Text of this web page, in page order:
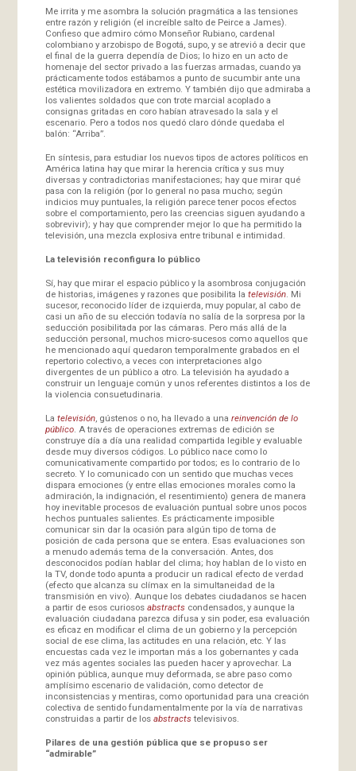
Me irrita y me asombra la solución pragmática a las tensiones
entre razón y religión (el increíble salto de Peirce a James).
Confieso que admiro cómo Monseñor Rubiano, cardenal
colombiano y arzobispo de Bogotá, supo, y se atrevió a decir que
el final de la guerra dependía de Dios; lo hizo en un acto de
homenaje del sector privado a las fuerzas armadas, cuando ya
prácticamente todos estábamos a punto de sucumbir ante una
estética movilizadora en extremo. Y también dijo que admiraba a
los valientes soldados que con trote marcial acoplado a
consignas gritadas en coro habían atravesado la sala y el
escenario. Pero a todos nos quedó claro dónde quedaba el
balón: “Arriba”.
En síntesis, para estudiar los nuevos tipos de actores políticos en
América latina hay que mirar la herencia crítica y sus muy
diversas y contradictorias manifestaciones; hay que mirar qué
pasa con la religión (por lo general no pasa mucho; según
indicios muy puntuales, la religión parece tener pocos efectos
sobre el comportamiento, pero las creencias siguen ayudando a
sobrevivir); y hay que comprender mejor lo que ha permitido la
televisión, una mezcla explosiva entre tribunal e intimidad.
La televisión reconfigura lo público
Sí, hay que mirar el espacio público y la asombrosa conjugación
de historias, imágenes y razones que posibilita la televisión. Mi
sucesor, reconocido líder de izquierda, muy popular, al cabo de
casi un año de su elección todavía no salía de la sorpresa por la
seducción posibilitada por las cámaras. Pero más allá de la
seducción personal, muchos micro-sucesos como aquellos que
he mencionado aquí quedaron temporalmente grabados en el
repertorio colectivo, a veces con interpretaciones algo
divergentes de un público a otro. La televisión ha ayudado a
construir un lenguaje común y unos referentes distintos a los de
la violencia consuetudinaria.
La televisión, gústenos o no, ha llevado a una reinvención de lo
público. A través de operaciones extremas de edición se
construye día a día una realidad compartida legible y evaluable
desde muy diversos códigos. Lo público nace como lo
comunicativamente compartido por todos; es lo contrario de lo
secreto. Y lo comunicado con un sentido que muchas veces
dispara emociones (y entre ellas emociones morales como la
admiración, la indignación, el resentimiento) genera de manera
hoy inevitable procesos de evaluación puntual sobre unos pocos
hechos puntuales salientes. Es prácticamente imposible
comunicar sin dar la ocasión para algún tipo de toma de
posición de cada persona que se entera. Esas evaluaciones son
a menudo además tema de la conversación. Antes, dos
desconocidos podían hablar del clima; hoy hablan de lo visto en
la TV, donde todo apunta a producir un radical efecto de verdad
(efecto que alcanza su clímax en la simultaneidad de la
transmisión en vivo). Aunque los debates ciudadanos se hacen
a partir de esos curiosos abstractscondensados, y aunque la
evaluación ciudadana parezca difusa y sin poder, esa evaluación
es eficaz en modificar el clima de un gobierno y la percepción
social de ese clima, las actitudes en una relación, etc. Y las
encuestas cada vez le importan más a los gobernantes y cada
vez más agentes sociales las pueden hacer y aprovechar. La
opinión pública, aunque muy deformada, se abre paso como
amplísimo escenario de validación, como detector de
inconsistencias y mentiras, como oportunidad para una creación
colectiva de sentido fundamentalmente por la vía de narrativas
construidas a partir de los abstractstelevisivos.
Pilares de una gestión pública que se propuso ser
“admirable”